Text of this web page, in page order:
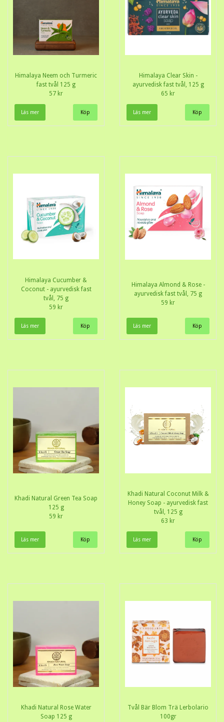
Himalaya Neem och Turmeric
fast tvål 125 g
57 kr
Läs mer
Himalaya Clear Skin -
ayurvedisk fast tvål, 125 g
65 kr
Läs mer
Himalaya Cucumber &
Coconut - ayurvedisk fast
tvål, 75 g
59 kr
Läs mer
Himalaya Almond & Rose -
ayurvedisk fast tvål, 75 g
59 kr
Läs mer
Khadi Natural Green Tea Soap
125 g
59 kr
Läs mer
Khadi Natural Coconut Milk &
Honey Soap - ayurvedisk fast
tvål, 125 g
63 kr
Läs mer
Khadi Natural Rose Water
Soap 125 g
Tvål Bär Blom Trä Lerbolario
100gr